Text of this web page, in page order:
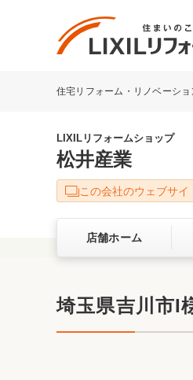
リフォー
キッチン
洗面化粧
ベラン
LIXILリフ
サービス
住宅リフォーム・リノベーシ
LIXILリフォームショップ
松井産業
この会社のウェブサイ
店舗ホーム
埼玉県吉川市I